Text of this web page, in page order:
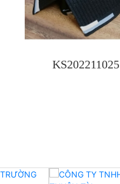
KS202211025